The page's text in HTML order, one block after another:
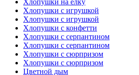
Хлопушки на елку
Хлопушки с игрушкой
Хлопушки с игрушкой
Хлопушки с конфетти
Хлопушки с серпантином
Хлопушки с серпантином
Хлопушки с сюрпризом
Хлопушки с сюрпризом
Цветной дым